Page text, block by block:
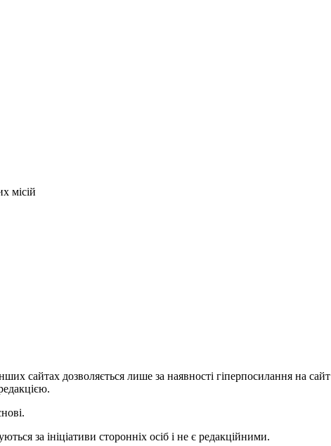
місій
сайтах дозволяється лише за наявності гіперпосилання на сайт
за ініціативи сторонніх осіб і не є редакційними.